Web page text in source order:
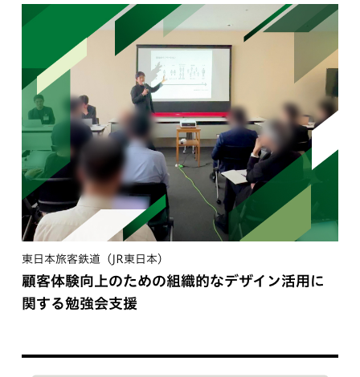
東日本旅客鉄道（JR東日本）
顧客体験向上のための組織的なデザイン活用に
関する勉強会支援